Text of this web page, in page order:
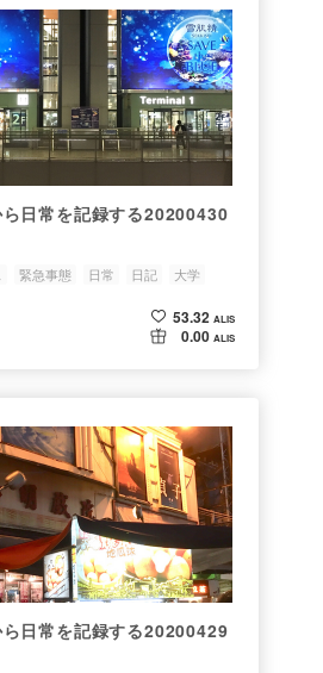
日常を記録する20200430
緊急事態 日常 日記 大学
53.32 ALIS
0.00 ALIS
日常を記録する20200429